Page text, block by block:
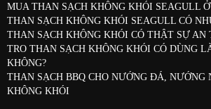
MUA THAN SẠCH KHÔNG KHÓI SEAGULL
THAN SẠCH KHÔNG KHÓI SEAGULL CÓ
THAN SẠCH KHÔNG KHÓI CÓ THẬT SỰ AN
TRO THAN SẠCH KHÔNG KHÓI CÓ DÙNG
KHÔNG?
THAN SẠCH BBQ CHO NƯỚNG ĐÁ, NƯỚNG
KHÔNG KHÓI